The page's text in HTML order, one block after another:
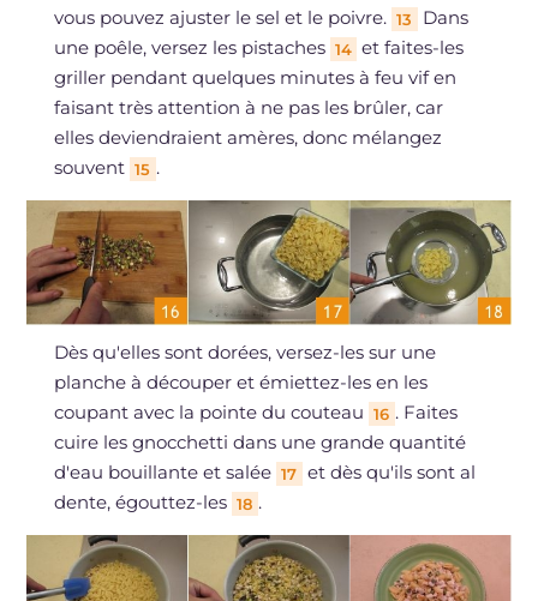
vous pouvez ajuster le sel et le poivre. 13
Dans
une poêle, versez les pistaches 14 et faites-les
griller pendant quelques minutes à feu vif en
faisant très attention à ne pas les brûler, car
elles deviendraient amères, donc mélangez
souvent 15 .
Dès qu'elles sont dorées, versez-les sur une
planche à découper et émiettez-les en les
coupant avec la pointe du couteau 16 . Faites
cuire les gnocchetti dans une grande quantité
d'eau bouillante et salée 17 et dès qu'ils sont al
dente, égouttez-les 18 .